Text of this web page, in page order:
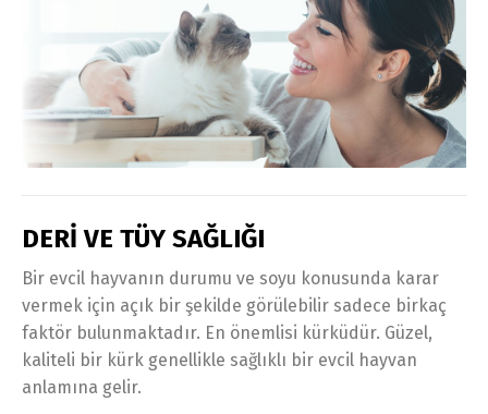
DERİ VE TÜY SAĞLIĞI
Bir evcil hayvanın durumu ve soyu konusunda karar
vermek için açık bir şekilde görülebilir sadece birkaç
faktör bulunmaktadır. En önemlisi kürküdür. Güzel,
kaliteli bir kürk genellikle sağlıklı bir evcil hayvan
anlamına gelir.